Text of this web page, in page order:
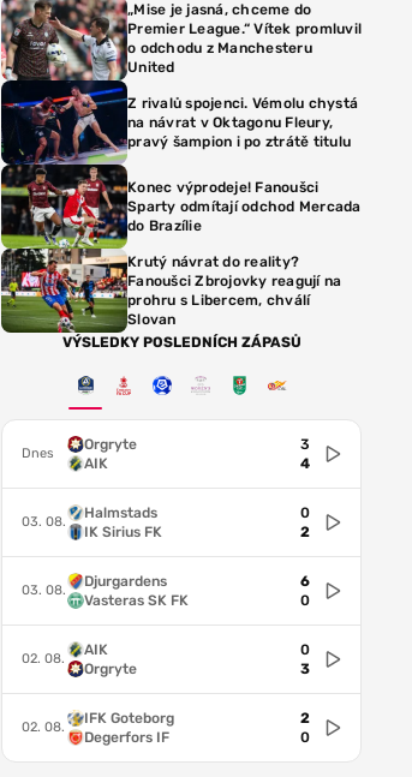
„Mise je jasná, chceme do
Premier League.“ Vítek promluvil
o odchodu z Manchesteru
United
Z rivalů spojenci. Vémolu chystá
na návrat v Oktagonu Fleury,
pravý šampion i po ztrátě titulu
Konec výprodeje! Fanoušci
Sparty odmítají odchod Mercada
do Brazílie
Krutý návrat do reality?
Fanoušci Zbrojovky reagují na
prohru s Libercem, chválí
Slovan
VÝSLEDKY POSLEDNÍCH ZÁPASŮ
Dnes
Orgryte
AIK
3
4
03. 08.
Halmstads
IK Sirius FK
0
2
03. 08.
Djurgardens
Vasteras SK FK
6
0
02. 08.
AIK
Orgryte
0
3
02. 08.
IFK Goteborg
Degerfors IF
2
0